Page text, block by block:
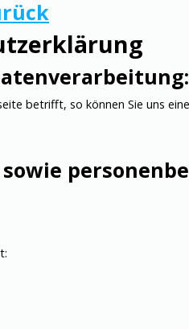
betrifft, so können Sie uns